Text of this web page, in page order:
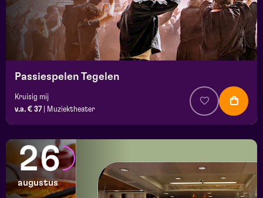
Passiespelen Tegelen
Kruisig mij
v.a. € 37
Muziektheater
26
augustus